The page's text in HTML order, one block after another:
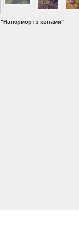
"Натюрморт з квітами"